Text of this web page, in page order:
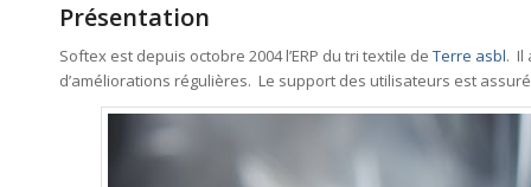
Présentation
Softex est depuis octobre 2004 l’ERP du tri textile de Terre asbl. Il
d’améliorations régulières. Le support des utilisateurs est